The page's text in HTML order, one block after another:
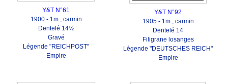
Y&T N°61
1900 - 1m., carmin
Dentelé 14½
Gravé
Légende "REICHPOST"
Empire
Y&T N°92
1905 - 1m., carmin
Dentelé 14
Filigrane losanges
Légende "DEUTSCHES REICH"
Empire